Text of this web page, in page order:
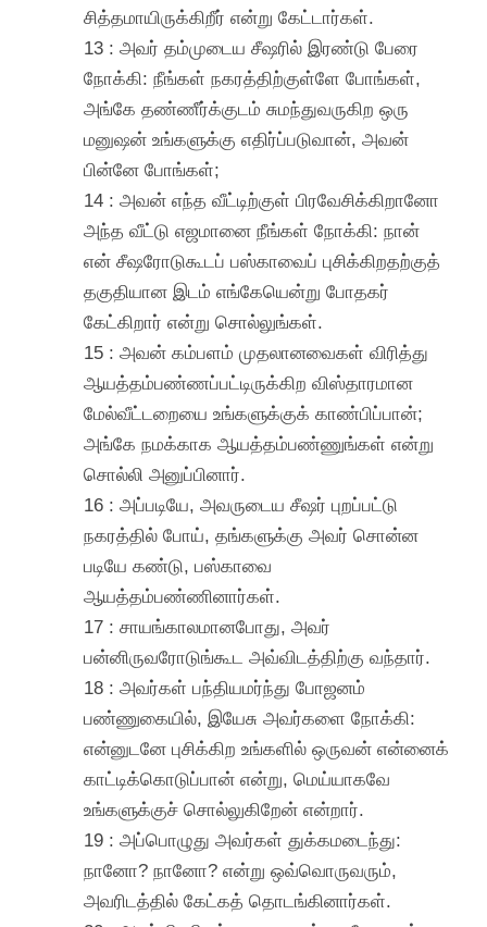
சித்தமாயிருக்கிறீர் என்று கேட்டார்கள்.
13 : அவர் தம்முடைய சீஷரில் இரண்டு பேரை
நோக்கி: நீங்கள் நகரத்திற்குள்ளே போங்கள்,
அங்கே தண்ணீர்க்குடம் சுமந்துவருகிற ஒரு
மனுஷன் உங்களுக்கு எதிர்ப்படுவான், அவன்
பின்னே போங்கள்;
14 : அவன் எந்த வீட்டிற்குள் பிரவேசிக்கிறானோ
அந்த வீட்டு எஜமானை நீங்கள் நோக்கி: நான்
என் சீஷரோடுகூடப் பஸ்காவைப் புசிக்கிறதற்குத்
தகுதியான இடம் எங்கேயென்று போதகர்
கேட்கிறார் என்று சொல்லுங்கள்.
15 : அவன் கம்பளம் முதலானவைகள் விரித்து
ஆயத்தம்பண்ணப்பட்டிருக்கிற விஸ்தாரமான
மேல்வீட்டறையை உங்களுக்குக் காண்பிப்பான்;
அங்கே நமக்காக ஆயத்தம்பண்ணுங்கள் என்று
சொல்லி அனுப்பினார்.
16 : அப்படியே, அவருடைய சீஷர் புறப்பட்டு
நகரத்தில் போய், தங்களுக்கு அவர் சொன்ன
படியே கண்டு, பஸ்காவை
ஆயத்தம்பண்ணினார்கள்.
17 : சாயங்காலமானபோது, அவர்
பன்னிருவரோடுங்கூட அவ்விடத்திற்கு வந்தார்.
18 : அவர்கள் பந்தியமர்ந்து போஜனம்
பண்ணுகையில், இயேசு அவர்களை நோக்கி:
என்னுடனே புசிக்கிற உங்களில் ஒருவன் என்னைக்
காட்டிக்கொடுப்பான் என்று, மெய்யாகவே
உங்களுக்குச் சொல்லுகிறேன் என்றார்.
19 : அப்பொழுது அவர்கள் துக்கமடைந்து:
நானோ? நானோ? என்று ஒவ்வொருவரும்,
அவரிடத்தில் கேட்கத் தொடங்கினார்கள்.